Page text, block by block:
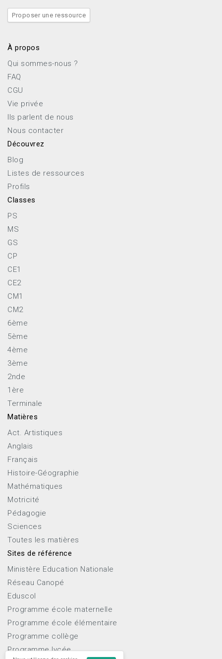
Proposer une ressource
À propos
Qui sommes-nous ?
FAQ
CGU
Vie privée
Ils parlent de nous
Nous contacter
Découvrez
Blog
Listes de ressources
Profils
Classes
PS
MS
GS
CP
CE1
CE2
CM1
CM2
6ème
5ème
4ème
3ème
2nde
1ère
Terminale
Matières
Act. Artistiques
Anglais
Français
Histoire-Géographie
Mathématiques
Motricité
Pédagogie
Sciences
Toutes les matières
Sites de référence
Ministère Education Nationale
Réseau Canopé
Eduscol
Programme école maternelle
Programme école élémentaire
Programme collège
Programme lycée